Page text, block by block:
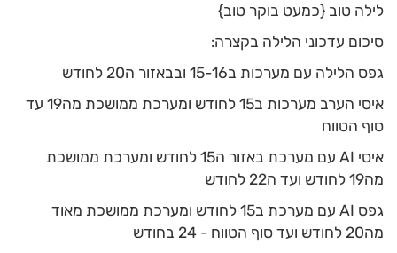
לילה טוב {כמעט בוקר טוב}
סיכום עדכוני הלילה בקצרה:
גפס הלילה עם מערכות ב15-16 ובבאזור ה20 לחודש
איסי הערב מערכות ב15 לחודש ומערכת ממושכת מה19 עד
סוף הטווח
איסי AI עם מערכת באזור ה15 לחודש ומערכת ממושכת
מה19 לחודש ועד ה22 לחודש
גפס AI עם מערכת ב15 לחודש ומערכת ממושכת מאוד
מה20 לחודש ועד סוף הטווח - 24 בחודש